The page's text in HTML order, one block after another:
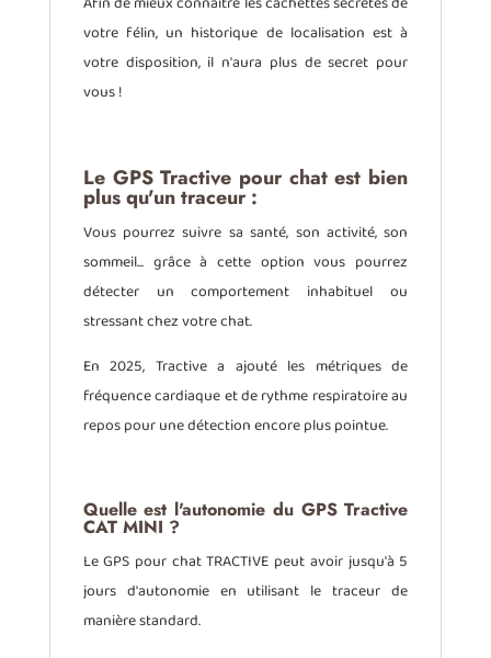
votre félin, un historique de localisation est à
votre disposition, il n'aura plus de secret pour
vous !
Le GPS Tractive pour chat est bien
plus qu'un traceur :
Vous pourrez suivre sa santé, son activité, son
sommeil... grâce à cette option vous pourrez
détecter un comportement inhabituel ou
stressant chez votre chat.
En 2025, Tractive a ajouté les métriques de
fréquence cardiaque et de rythme respiratoire au
repos pour une détection encore plus pointue.
Quelle est l'autonomie du GPS Tractive
CAT MINI ?
Le GPS pour chat TRACTIVE peut avoir jusqu'à 5
jours d'autonomie en utilisant le traceur de
manière standard.